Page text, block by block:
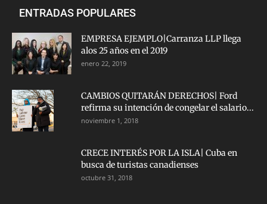
ENTRADAS POPULARES
EMPRESA EJEMPLO|Carranza LLP llega
alos 25 años en el 2019
enero 22, 2019
CAMBIOS QUITARÁN DERECHOS| Ford
refirma su intención de congelar el salario...
noviembre 1, 2018
CRECE INTERÉS POR LA ISLA| Cuba en
busca de turistas canadienses
octubre 31, 2018